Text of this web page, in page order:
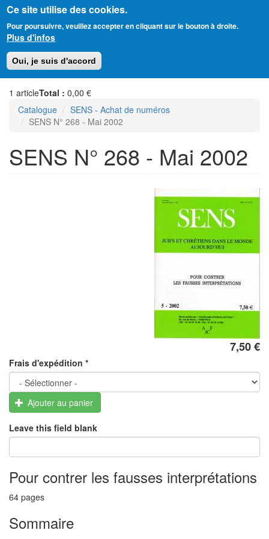
Ce site utilise des cookies.
Pour poursuivre, veuillez accepter en cliquant sur le bouton à droite.
Plus d'infos
Oui, je suis d'accord
au
contenu
principal
Amitié Judéo-Chrétienne de France
1 articleTotal : 0,00 €
Catalogue
SENS - Achat de numéros
SENS N° 268 - Mai 2002
SENS N° 268 - Mai 2002
7,50 €
Frais d'expédition *
Ajouter au panier
Leave this field blank
Pour contrer les fausses interprétations
64 pages
Sommaire